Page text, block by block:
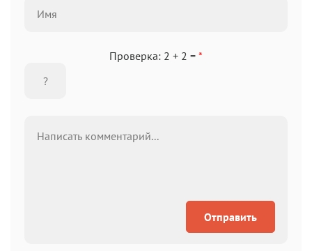
Проверка: 2 + 2 = *
Отправить